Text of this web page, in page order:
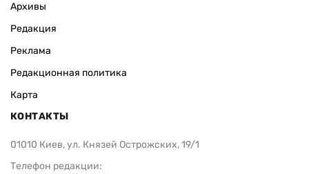
Архивы
Редакция
Реклама
Редакционная политика
Карта
КОНТАКТЫ
01010 Киев, ул. Князей Острожских, 19/1
Телефон редакции: